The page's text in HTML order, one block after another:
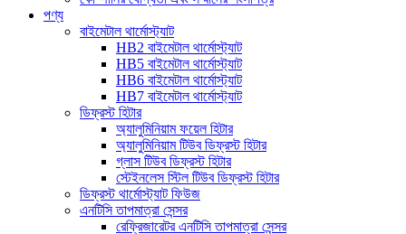
পণ্য
বাইমেটাল থার্মোস্ট্যাট
HB2 বাইমেটাল থার্মোস্ট্যাট
HB5 বাইমেটাল থার্মোস্ট্যাট
HB6 বাইমেটাল থার্মোস্ট্যাট
HB7 বাইমেটাল থার্মোস্ট্যাট
ডিফ্রস্ট হিটার
অ্যালুমিনিয়াম ফয়েল হিটার
অ্যালুমিনিয়াম টিউব ডিফ্রস্ট হিটার
গ্লাস টিউব ডিফ্রস্ট হিটার
স্টেইনলেস স্টিল টিউব ডিফ্রস্ট হিটার
ডিফ্রস্ট থার্মোস্ট্যাট ফিউজ
এনটিসি তাপমাত্রা সেন্সর
রেফ্রিজারেটর এনটিসি তাপমাত্রা সেন্সর